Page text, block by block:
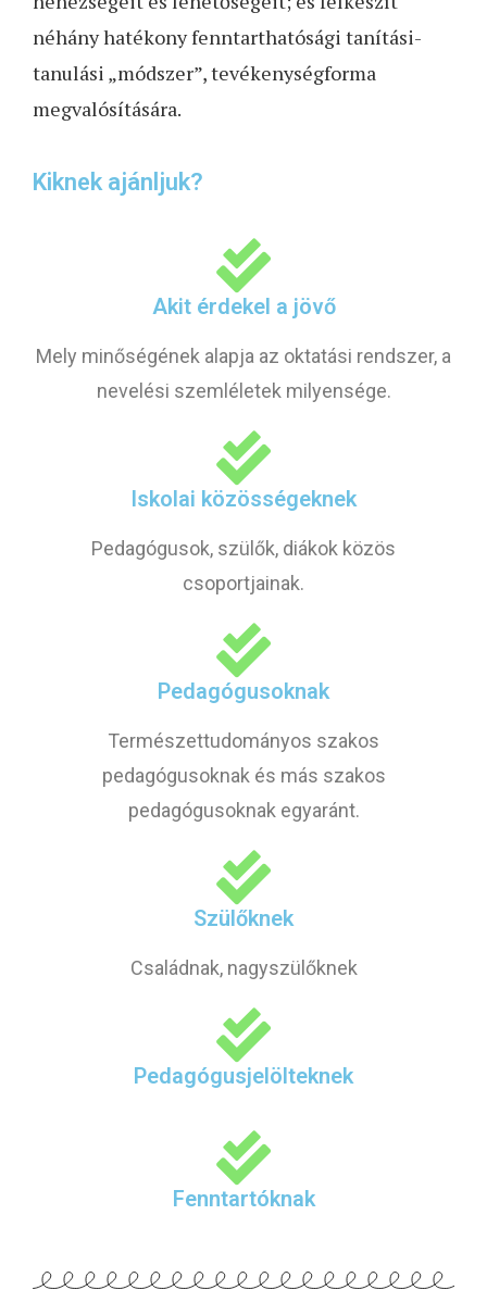
néhány hatékonyfenntarthatósági tanítási-
tanulási „módszer”, tevékenységforma
megvalósítására.
Kiknek ajánljuk?
Akit érdekel a jövő
Mely minőségének alapja az oktatási rendszer, a
nevelési szemléletek milyensége.
Iskolai közösségeknek
Pedagógusok, szülők, diákok közös
csoportjainak.
Pedagógusoknak
Természettudományos szakos
pedagógusoknak és más szakos
pedagógusoknak egyaránt.
Szülőknek
Családnak, nagyszülőknek
Pedagógusjelölteknek
Fenntartóknak